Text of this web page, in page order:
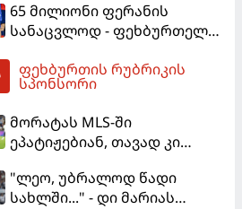
დაბრუნდეს
65 მილიონი ფერანის
სანაცვლოდ - ფეხბურთელს
სოლიდური თანხის მიღებას
გეგმავს
ფეხბურთის რუბრიკის
სპონსორი
მორატას MLS-ში
ეპატიჟებიან, თავად კი
გადაწყვეტილებას ელის
"ლეო, უბრალოდ წადი
სახლში..." - დი მარიას